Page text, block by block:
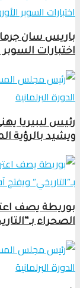
اختبارات السوبر
رئيس ليبيريا
ويشيد بالرؤية
بوريطة يصف
الصحراء